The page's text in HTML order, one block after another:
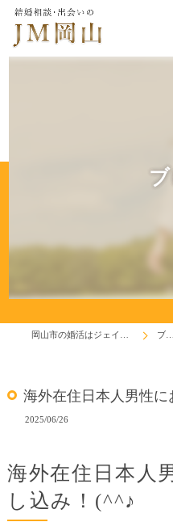
ブログ
海外在住日本人男性
2025/06/26
海外在住日本人
し込み！(^^♪